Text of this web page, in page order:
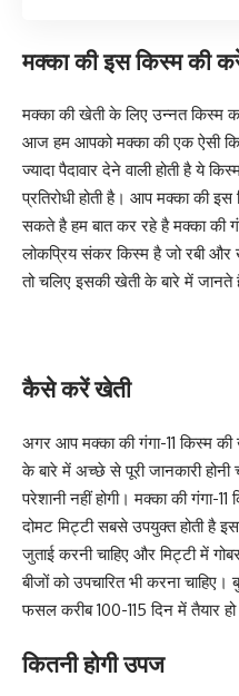
मक्का की इस किस्म की
मक्का की खेती के लिए उन्नत किस्म
आज हम आपको मक्का की एक ऐसी
ज्यादा पैदावार देने वाली होती है ये
प्रतिरोधी होती है। आप मक्का की
सकते है हम बात कर रहे है मक्का की
लोकप्रिय संकर किस्म है जो रबी और
तो चलिए इसकी खेती के बारे में जानते
कैसे करें खेती
अगर आप मक्का की गंगा-11 किस्म
के बारे में अच्छे से पूरी जानकारी
परेशानी नहीं होगी। मक्का की गंगा-
दोमट मिट्टी सबसे उपयुक्त होती है
जुताई करनी चाहिए और मिट्टी में
बीजों को उपचारित भी करना चाहिए।
फसल करीब 100-115 दिन में तैयार हो
कितनी होगी उपज